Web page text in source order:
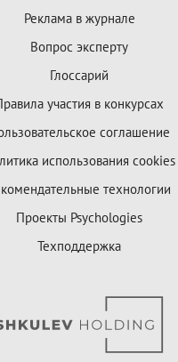
Реклама в журнале
Вопрос эксперту
Глоссарий
участия в конкурсах
соглашение
использования cookies
технологии
Проекты Psychologies
Техподдержка